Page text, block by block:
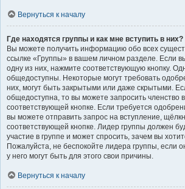
Вернуться к началу
Где находятся группы и как мне вступить в них?
Вы можете получить информацию обо всех
ссылке «Группы» в вашем личном разделе. Если
одну из них, нажмите соответствующую кнопку.
общедоступны. Некоторые могут требовать
них, могут быть закрытыми или даже скрытыми.
общедоступна, то вы можете запросить членство
соответствующей кнопке. Если требуется
вы можете отправить запрос на вступление,
соответствующей кнопке. Лидер группы должен
участие в группе и может спросить, зачем вы
Пожалуйста, не беспокойте лидера группы, если
у него могут быть для этого свои причины.
Вернуться к началу